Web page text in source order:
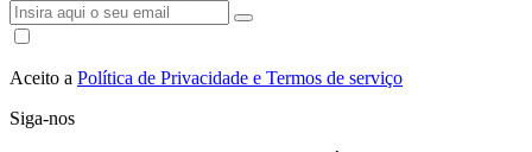
Aceito a Política de Privacidade e Termos de serviço
Siga-nos